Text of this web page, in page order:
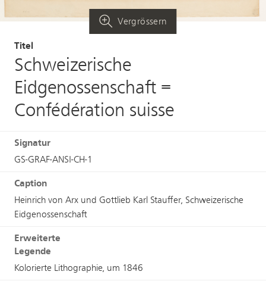
Vergrössern
Titel
Schweizerische
Eidgenossenschaft =
Confédération suisse
Signatur
GS-GRAF-ANSI-CH-1
Caption
Heinrich von Arx und Gottlieb Karl Stauffer, Schweizerische
Eidgenossenschaft
Erweiterte
Legende
Kolorierte Lithographie, um 1846